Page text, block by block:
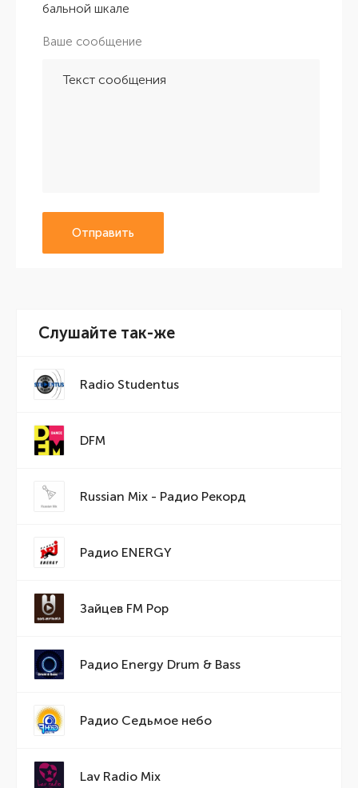
бальной шкале
Ваше сообщение
Отправить
Слушайте так-же
Radio Studentus
DFM
Russian Mix - Радио Рекорд
Радио ENERGY
Зайцев FM Pop
Радио Energy Drum & Bass
Радио Седьмое небо
Lav Radio Mix